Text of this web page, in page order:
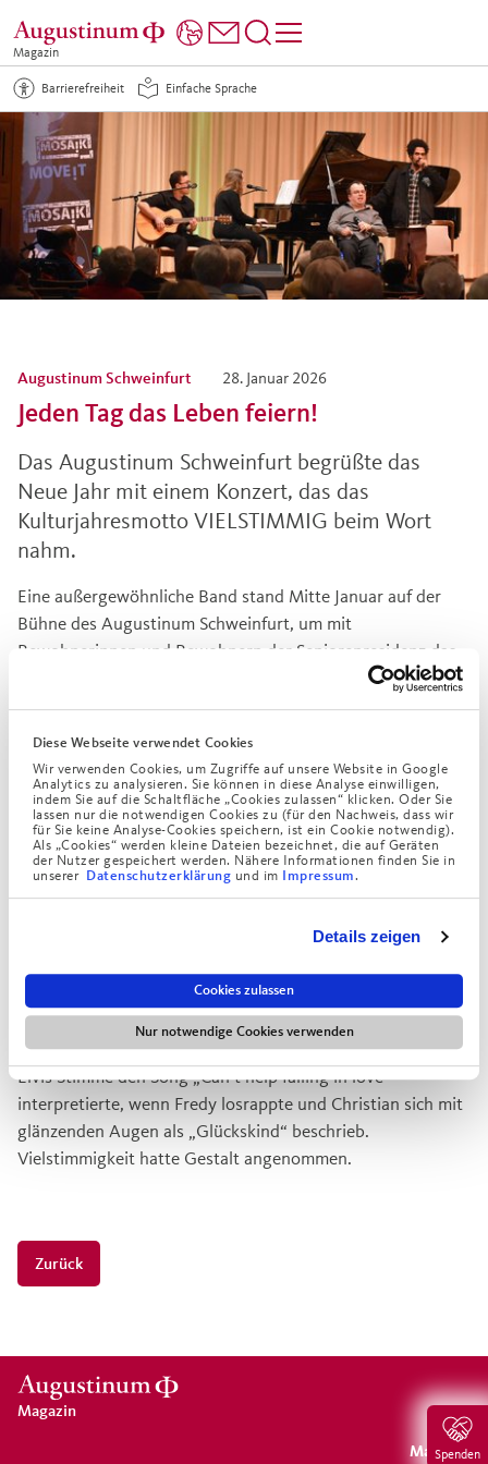
Diese Webseite verwendet Cookies
Wir verwenden Cookies, um Zugriffe auf unsere Website in Google
Analytics zu analysieren. Sie können in diese Analyse einwilligen,
indem Sie auf die Schaltfläche „Cookies zulassen“ klicken. Oder Sie
lassen nur die notwendigen Cookies zu (für den Nachweis, dass wir
für Sie keine Analyse-Cookies speichern, ist ein Cookie notwendig).
Als „Cookies“ werden kleine Dateien bezeichnet, die auf Geräten
der Nutzer gespeichert werden. Nähere Informationen finden Sie in
unserer Datenschutzerklärung und im Impressum.
Details zeigen
Cookies zulassen
Nur notwendige Cookies verwenden
Magazin
Barrierefreiheit Einfache Sprache
Spenden
Jeden Tag das Leben feiern!
28. Januar 2026
Augustinum Schweinfurt
Das Augustinum Schweinfurt begrüßte das
Neue Jahr mit einem Konzert, das das
Kulturjahresmotto VIELSTIMMIG beim Wort
nahm.
Eine außergewöhnliche Band stand Mitte Januar auf der
Bühne des Augustinum Schweinfurt, um mit
Bewohnerinnen und Bewohnern der Seniorenresidenz das
neue Jahr zu begrüßen. „Mosaik“ ist lebendes Beispiel für
die Kraft der Musik, die besondere Menschen in
Individualität schließen sich nicht aus, sondern fügen sich
in der Vielstimmigkeit zu einem – Mosaik. Seit 13 Jahren
machen die Bandmitglieder miteinander Musik, und das
ganz wörtlich: „einfach mal machen“, ohne zu wissen, wohin
sie der Weg führt. Mittlerweile können sie von unzähligen
Auftritten, von einem Treffen mit Peter Maffay, einem
Im Augustinum Schweinfurt schwappte eine Welle großer
Emotionen in den Zuschauerraum, wenn es in den Songs
immer wieder um die Liebe ging, wenn Manuel mit tiefer
Elvis-Stimme den Song „Can’t help falling in love“
interpretierte, wenn Fredy losrappte und Christian sich mit
glänzenden Augen als „Glückskind“ beschrieb.
Vielstimmigkeit hatte Gestalt angenommen.
Zurück
Magazin
Magazin